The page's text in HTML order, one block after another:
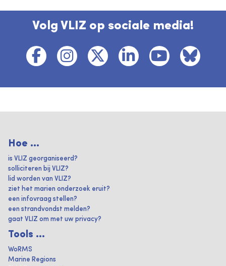
Volg VLIZ op sociale media!
Hoe ...
is VLIZ georganiseerd?
solliciteren bij VLIZ?
lid worden van VLIZ?
ziet het marien onderzoek eruit?
een infovraag stellen?
een strandvondst melden?
gaat VLIZ om met uw privacy?
Tools ...
WoRMS
Marine Regions